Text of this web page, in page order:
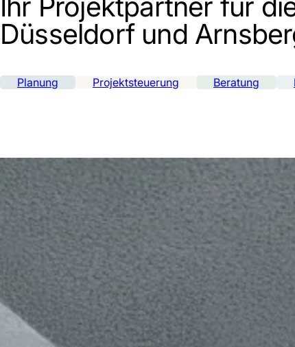
Düsseldorf und
Planung Projektsteuerung Beratung